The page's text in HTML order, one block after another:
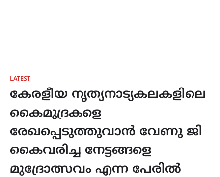
LATEST
കേരളീയ നൃത്യനാട്യകലകളിലെ
കൈമുദ്രകളെ
രേഖപ്പെടുത്തുവാൻ വേണു ജി
കൈവരിച്ച നേട്ടങ്ങളെ
മുദ്രോത്സവം എന്ന പേരിൽ